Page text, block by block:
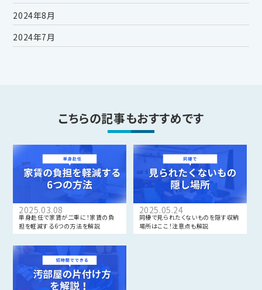
2024年8月
2024年7月
こちらの記事もおすすめです
2025.03.08
単身赴任で家賃が二重に！家賃の負
担を軽減する6つの方法を解説
2025.05.24
同棲で見られたくないものを隠す収納
場所はここ！注意点も解説